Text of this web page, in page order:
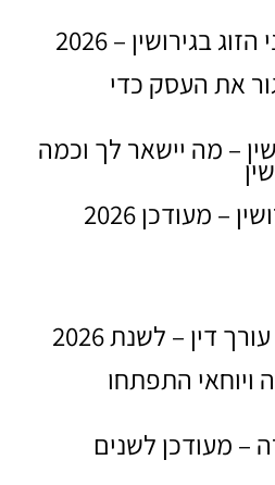
בגירושין – 2026
את העסק כדי
– מה יישאר לך וכמה
– מעודכן 2026
דין – לשנת 2026
ויוחאי התפתחו
– מעודכן לשנים